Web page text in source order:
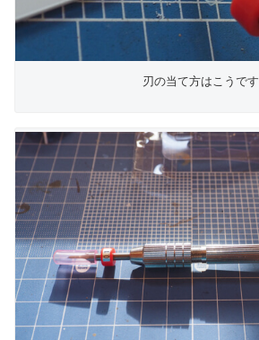
刃の当て方はこうです